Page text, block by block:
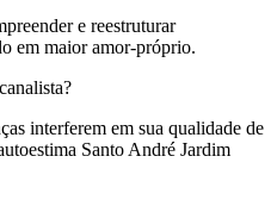
e reestruturar
em maior amor-próprio.
interferem em sua qualidade de
Santo André Jardim